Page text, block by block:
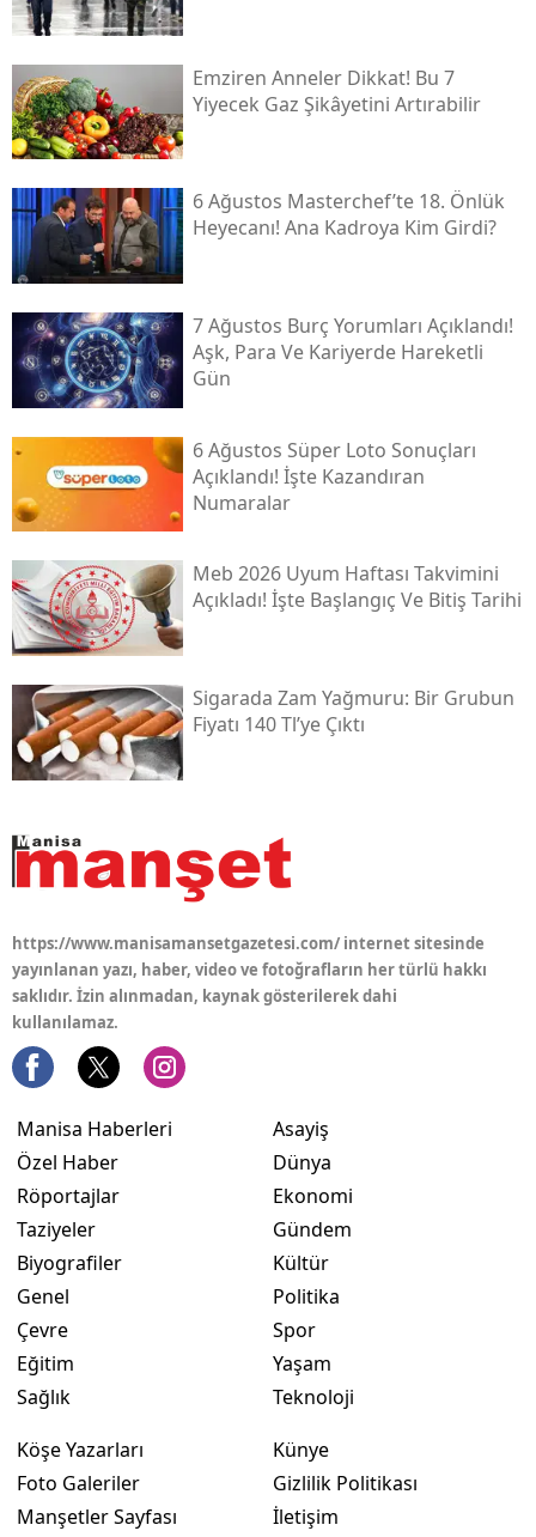
Emziren Anneler Dikkat! Bu 7
Yiyecek Gaz Şikâyetini Artırabilir
6 Ağustos Masterchef’te 18. Önlük
Heyecanı! Ana Kadroya Kim Girdi?
7 Ağustos Burç Yorumları Açıklandı!
Aşk, Para Ve Kariyerde Hareketli
Gün
6 Ağustos Süper Loto Sonuçları
Açıklandı! İşte Kazandıran
Numaralar
Meb 2026 Uyum Haftası Takvimini
Açıkladı! İşte Başlangıç Ve Bitiş Tarihi
Sigarada Zam Yağmuru: Bir Grubun
Fiyatı 140 Tl’ye Çıktı
https://www.manisamansetgazetesi.com/ internet sitesinde
yayınlanan yazı, haber, video ve fotoğrafların her türlü hakkı
saklıdır. İzin alınmadan, kaynak gösterilerek dahi
kullanılamaz.
Manisa Haberleri
Özel Haber
Röportajlar
Taziyeler
Biyografiler
Genel
Çevre
Eğitim
Sağlık
Asayiş
Dünya
Ekonomi
Gündem
Kültür
Politika
Spor
Yaşam
Teknoloji
Köşe Yazarları
Foto Galeriler
Manşetler Sayfası
Künye
Gizlilik Politikası
İletişim